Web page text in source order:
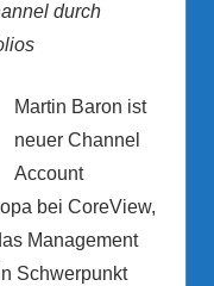
durch
Martin Baron ist
neuer Channel
Account
bei CoreView,
Management
Schwerpunkt